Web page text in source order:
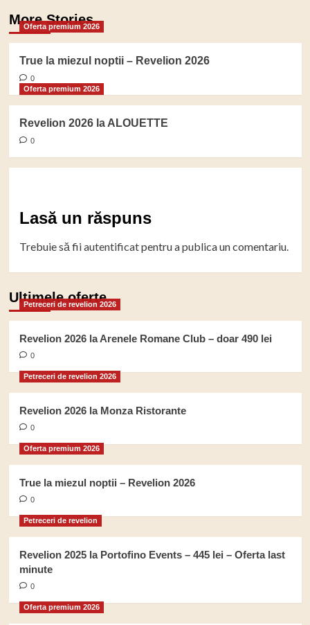
More Stories
Oferta premium 2026
True la miezul noptii – Revelion 2026
0
Oferta premium 2026
Revelion 2026 la ALOUETTE
0
Lasă un răspuns
Trebuie să fiiautentificatpentru a publica un comentariu.
Ultimele oferte
Petreceri de revelion 2026
Revelion 2026 la Arenele Romane Club – doar 490 lei
0
Petreceri de revelion 2026
Revelion 2026 la Monza Ristorante
0
Oferta premium 2026
True la miezul noptii – Revelion 2026
0
Petreceri de revelion
Revelion 2025 la Portofino Events – 445 lei – Oferta last
minute
0
Oferta premium 2026